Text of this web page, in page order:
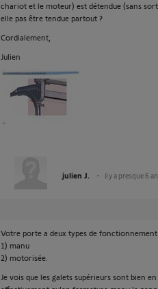
chariot et le moteur) est détendue (sans
elle pas être tendue partout ?
Cordialement,
Julien
julien J. il y a presque 6
Votre porte a deux types de fonctionnement.
1) manu
2) motorisée.
Je vois que les galets supérieurs sont bien